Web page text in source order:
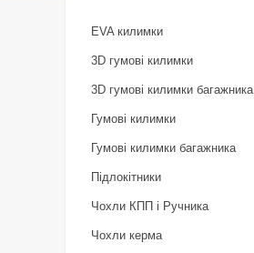
EVA килимки
3D гумові килимки
3D гумові килимки багажника
Гумові килимки
Гумові килимки багажника
Підлокітники
Чохли КПП і Ручника
Чохли керма